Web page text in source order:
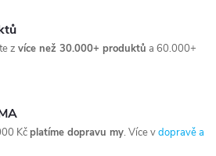
z více než 30.000+ produktů a 60.000+
Kčplatíme dopravu my. Více vdopravě a